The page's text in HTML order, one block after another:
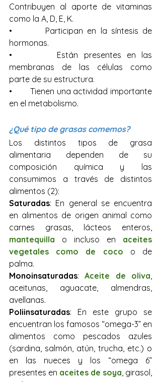
Contribuyen al aporte de vitaminas
como la A, D, E, K.
•        Participan en la síntesis de
hormonas.
•        Están presentes en las
membranas de las células como
parte de su estructura.
•        Tienen una actividad importante
en el metabolismo.
¿Qué tipo de grasas comemos?
Los distintos tipos de grasa
alimentaria dependen de su
composición química y las
consumimos a través de distintos
alimentos (2):
Saturadas: En general se encuentra
en alimentos de origen animal como
mantequilla o incluso en aceites
vegetales como de coco o de
palma.
Monoinsaturadas: Aceite de oliva,
aceitunas, aguacate, almendras,
avellanas.
Poliinsaturadas: En este grupo se
encuentran los famosos “omega-3” en
alimentos como pescados azules
(sardina, salmón, atún, trucha, etc.) o
en las nueces y los “omega 6”
presentes en aceites de soya, girasol,